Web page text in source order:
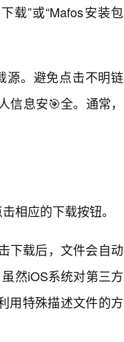
载”或“Mafos安装包
源。避免点击不明链
息安🎯全。通常，
相应的下载按钮。
下载后，文件会自动
然iOS系统对第三方
用特殊描述文件的方